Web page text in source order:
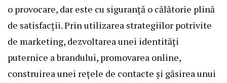
o provocare, dar este cu siguranță o călătorie plină
de satisfacții. Prin utilizarea strategiilor potrivite
de marketing, dezvoltarea unei identități
puternice a brandului, promovarea online,
construirea unei rețele de contacte și găsirea unui